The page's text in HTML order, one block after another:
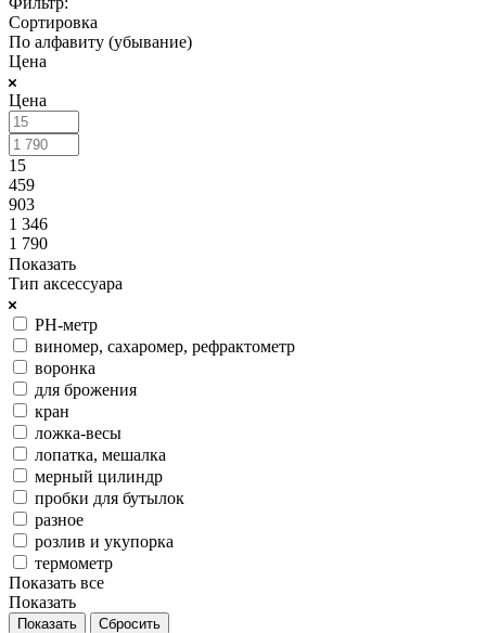
Сортировка
По алфавиту (убывание)
Цена
Цена
15
459
903
1 346
1 790
Показать
Тип аксессуара
PH-метр
виномер, сахаромер, рефрактометр
воронка
для брожения
кран
ложка-весы
лопатка, мешалка
мерный цилиндр
пробки для бутылок
разное
розлив и укупорка
термометр
Показать все
Показать
Сбросить